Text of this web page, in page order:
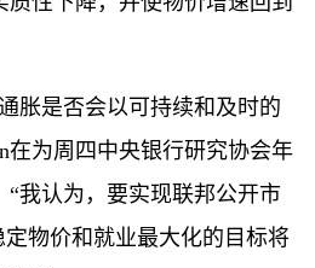
胀是否会以可持续和及时的
在为周四中央银行研究协会年
“我认为，要实现联邦公开市
物价和就业最大化的目标将